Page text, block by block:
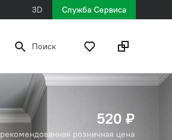
3D Служба Сервиса
Поиск
520 ₽
рекомендованная розничная цена